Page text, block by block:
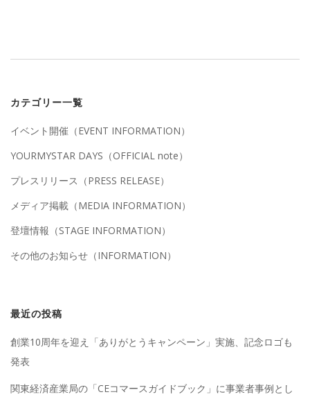
カテゴリー一覧
イベント開催（EVENT INFORMATION）
YOURMYSTAR DAYS（OFFICIAL note）
プレスリリース（PRESS RELEASE）
メディア掲載（MEDIA INFORMATION）
登壇情報（STAGE INFORMATION）
その他のお知らせ（INFORMATION）
最近の投稿
創業10周年を迎え「ありがとうキャンペーン」実施、記念ロゴも
発表
関東経済産業局の「CEコマースガイドブック」に事業者事例とし